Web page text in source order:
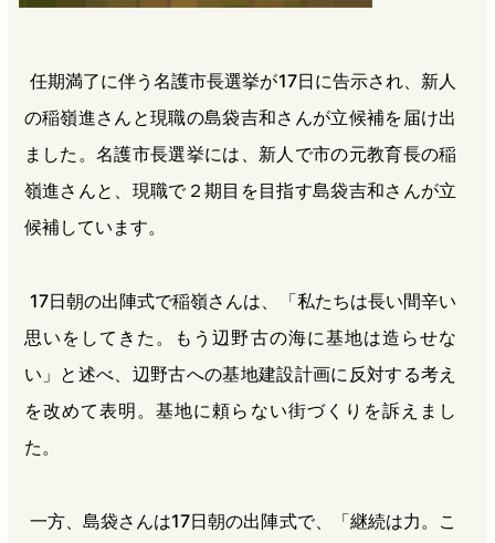
任期満了に伴う名護市長選挙が17日に告示され、新人
の稲嶺進さんと現職の島袋吉和さんが立候補を届け出
ました。名護市長選挙には、新人で市の元教育長の稲
嶺進さんと、現職で２期目を目指す島袋吉和さんが立
候補しています。
17日朝の出陣式で稲嶺さんは、「私たちは長い間辛い
思いをしてきた。もう辺野古の海に基地は造らせな
い」と述べ、辺野古への基地建設計画に反対する考え
を改めて表明。基地に頼らない街づくりを訴えまし
た。
一方、島袋さんは17日朝の出陣式で、「継続は力。こ